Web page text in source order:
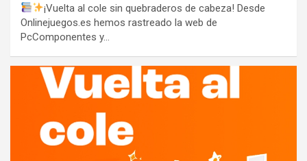
¡Vuelta al cole sin quebraderos de cabeza! Desde
Onlinejuegos.es hemos rastreado la web de
PcComponentes y…